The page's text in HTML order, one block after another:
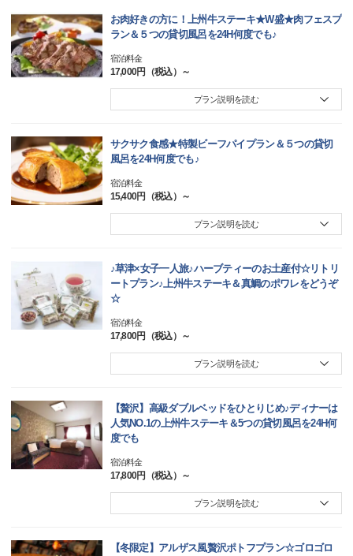
お肉好きの方に！上州牛ステーキ★W盛★肉フェスプ
ラン＆５つの貸切風呂を24H何度でも♪
宿泊料金
17,000円（税込）～
プラン説明を読む
サクサク食感★特製ビーフパイプラン＆５つの貸切
風呂を24H何度でも♪
宿泊料金
15,400円（税込）～
プラン説明を読む
♪草津×女子一人旅♪ハーブティーのお土産付☆リトリ
ートプラン♪上州牛ステーキ＆真鯛のポワレをどうぞ
☆
宿泊料金
17,800円（税込）～
プラン説明を読む
【贅沢】高級ダブルベッドをひとりじめ♪ディナーは
人気NO.1の上州牛ステーキ＆5つの貸切風呂を24H何
度でも
宿泊料金
17,800円（税込）～
プラン説明を読む
【冬限定】アルザス風贅沢ポトフプラン☆ゴロゴロ